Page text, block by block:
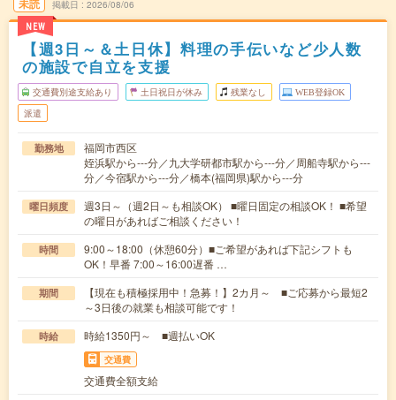
未読
NEW
掲載日 2026/08/06
【週3日～＆土日休】料理の手伝いなど少人数
の施設で自立を支援
交通費別途支給あり 土日祝日が休み 残業なし WEB登録OK
派遣
勤務地
福岡市西区
姪浜駅から---分／九大学研都市駅から---分／周船寺駅から---
分／今宿駅から---分／橋本(福岡県)駅から---分
曜日頻度
週3日～（週2日～も相談OK） ■曜日固定の相談OK！ ■希望
の曜日があればご相談ください！
時間
9:00～18:00（休憩60分）■ご希望があれば下記シフトも
OK！早番 7:00～16:00遅番 …
期間
【現在も積極採用中！急募！】2カ月～ ■ご応募から最短2
～3日後の就業も相談可能です！
時給 時給1350円～ ■週払いOK
交通費
交通費全額支給